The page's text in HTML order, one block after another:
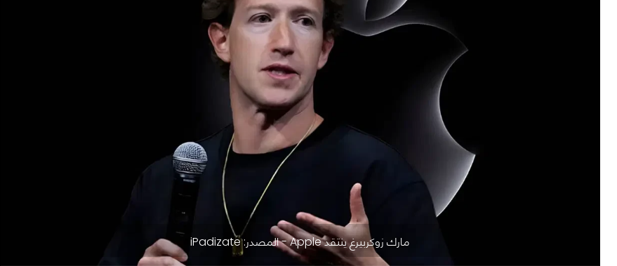
مارك زوكربيرغ ينتقد Apple - المصدر: iPadizate